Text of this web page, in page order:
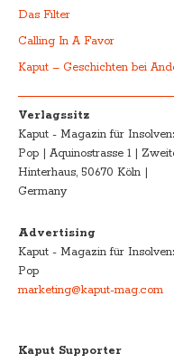
Das Filter
Calling In A Favor
Kaput – Geschichten bei
Verlagssitz
Kaput - Magazin für
Pop | Aquinostrasse 1 |
Hinterhaus, 50670 Köln |
Germany
Advertising
Kaput - Magazin für
Pop
marketing@kaput-mag.com
Kaput Supporter